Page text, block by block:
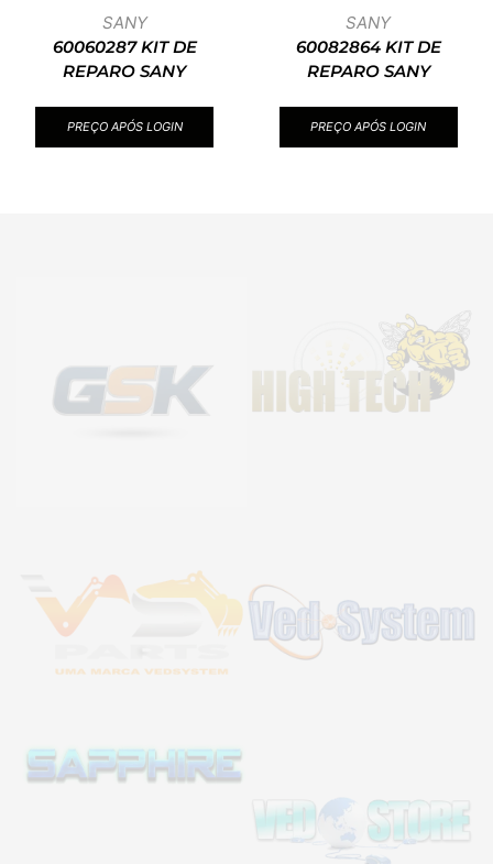
SANY
60060287 KIT DE
REPARO SANY
PREÇO APÓS LOGIN
SANY
60082864 KIT DE
REPARO SANY
PREÇO APÓS LOGIN